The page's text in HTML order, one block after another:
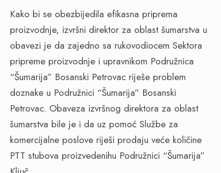
Kako bi se obezbijedila efikasna priprema
proizvodnje, izvršni direktor za oblast šumarstva u
obavezi je da zajedno sa rukovodiocem Sektora
pripreme proizvodnje i upravnikom Podružnica
“Šumarija” Bosanski Petrovac riješe problem
doznake u Podružnici “Šumarija” Bosanski
Petrovac. Obaveza izvršnog direktora za oblast
šumarstva bile je i da uz pomoć Službe za
komercijalne poslove riješi prodaju veće količine
PTT stubova proizvedenihu Podružnici “Šumarija”